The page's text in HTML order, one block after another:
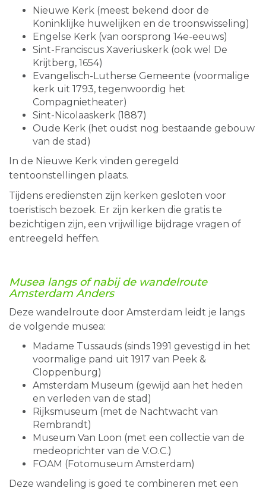
Nieuwe Kerk (meest bekend door de
Koninklijke huwelijken en de troonswisseling)
Engelse Kerk (van oorsprong 14e-eeuws)
Sint-Franciscus Xaveriuskerk (ook wel De
Krijtberg, 1654)
Evangelisch-Lutherse Gemeente (voormalige
kerk uit 1793, tegenwoordig het
Compagnietheater)
Sint-Nicolaaskerk (1887)
Oude Kerk (het oudst nog bestaande gebouw
van de stad)
In de Nieuwe Kerk vinden geregeld
tentoonstellingen plaats.
Tijdens erediensten zijn kerken gesloten voor
toeristisch bezoek. Er zijn kerken die gratis te
bezichtigen zijn, een vrijwillige bijdrage vragen of
entreegeld heffen.
Musea langs of nabij de wandelroute
Amsterdam Anders
Deze wandelroute door Amsterdam leidt je langs
de volgende musea:
Madame Tussauds (sinds 1991 gevestigd in het
voormalige pand uit 1917 van Peek &
Cloppenburg)
Amsterdam Museum (gewijd aan het heden
en verleden van de stad)
Rijksmuseum (met de Nachtwacht van
Rembrandt)
Museum Van Loon (met een collectie van de
medeoprichter van de V.O.C.)
FOAM (Fotomuseum Amsterdam)
Deze wandeling is goed te combineren met een